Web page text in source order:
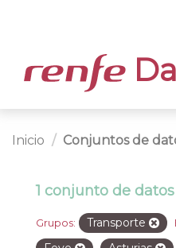
Inicio Conjuntos de
1 conjunto de
Grupos: Transporte